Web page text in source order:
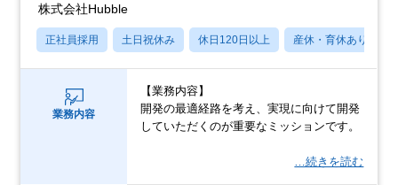
株式会社Hubble
正社員採用 土日祝休み 休日120日以上 産休・育休あり
業務内容
【業務内容】
開発の最適経路を考え、実現に向けて開発
していただくのが重要なミッションです。
…続きを読む